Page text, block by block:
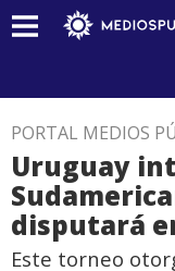
PORTAL MEDIOS
Uruguay
disputará
Este torneo